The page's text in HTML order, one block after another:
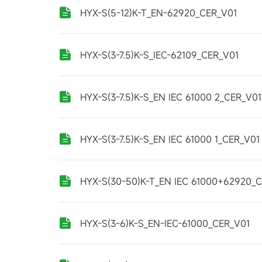
HYX-S(5-12)K-T_EN-62920_CER_V01
HYX-S(3-7.5)K-S_IEC-62109_CER_V01
HYX-S(3-7.5)K-S_EN IEC 61000 2_CER_V01
HYX-S(3-7.5)K-S_EN IEC 61000 1_CER_V01
HYX-S(30-50)K-T_EN IEC
HYX-S(3-6)K-S_EN-IEC-61000_CER_V01